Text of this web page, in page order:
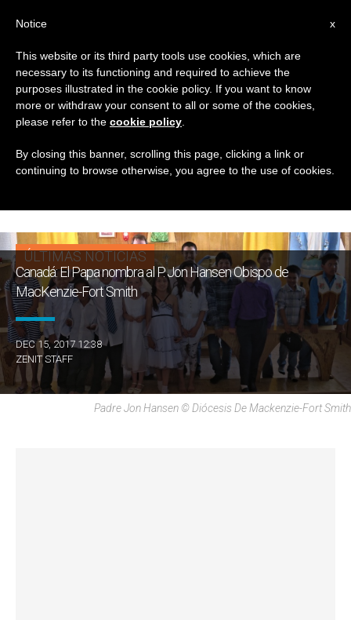
ETIQUETA
Posts Tagged
‘Diocesis De
MacKenzie-Fort Smith’
ÚLTIMAS NOTICIAS
Canadá: El Papa nombra al P. Jon Hansen Obispo de
MacKenzie-Fort Smith
DEC 15, 2017 12:38
ZENIT STAFF
Padre Jon Hansen © Diócesis De Mackenzie-Fort Smith
x
Notice
This website or its third party tools use cookies, which are
necessary to its functioning and required to achieve the
purposes illustrated in the cookie policy. If you want to know
more or withdraw your consent to all or some of the cookies,
please refer to the cookie policy
By closing this banner, scrolling this page, clicking a link or
continuing to browse otherwise, you agree to the use of cookies.